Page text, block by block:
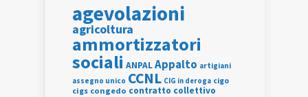
agevolazioni
agricoltura
ammortizzatori
sociali ANPALAppalto artigiani
assegno unico CCNL CIG in deroga cigo
cigs congedo contratto collettivo